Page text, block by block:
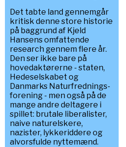
Det tabte land gennemgår
kritisk denne store historie
på baggrund af Kjeld
Hansens omfattende
research gennem flere år.
Den ser ikke bare på
hovedaktørerne - staten,
Hedeselskabet og
Danmarks Naturfrednings-
forening - men også på de
mange andre deltagere i
spillet: brutale liberalister,
naive naturelskere,
nazister, lykkeriddere og
alvorsfulde nyttemænd.